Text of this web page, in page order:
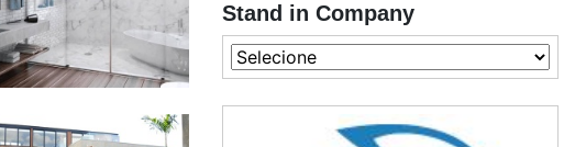
Stand in Company